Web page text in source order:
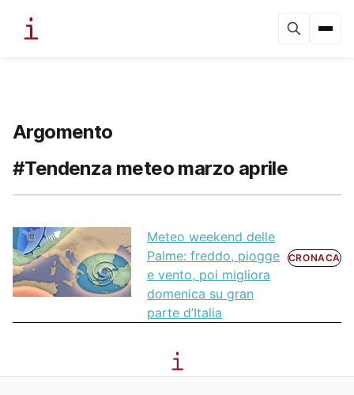
Argomento
#Tendenza meteo marzo aprile
Meteo weekend delle
Palme: freddo, piogge
e vento, poi migliora
domenica su gran
parte d’Italia
CRONACA